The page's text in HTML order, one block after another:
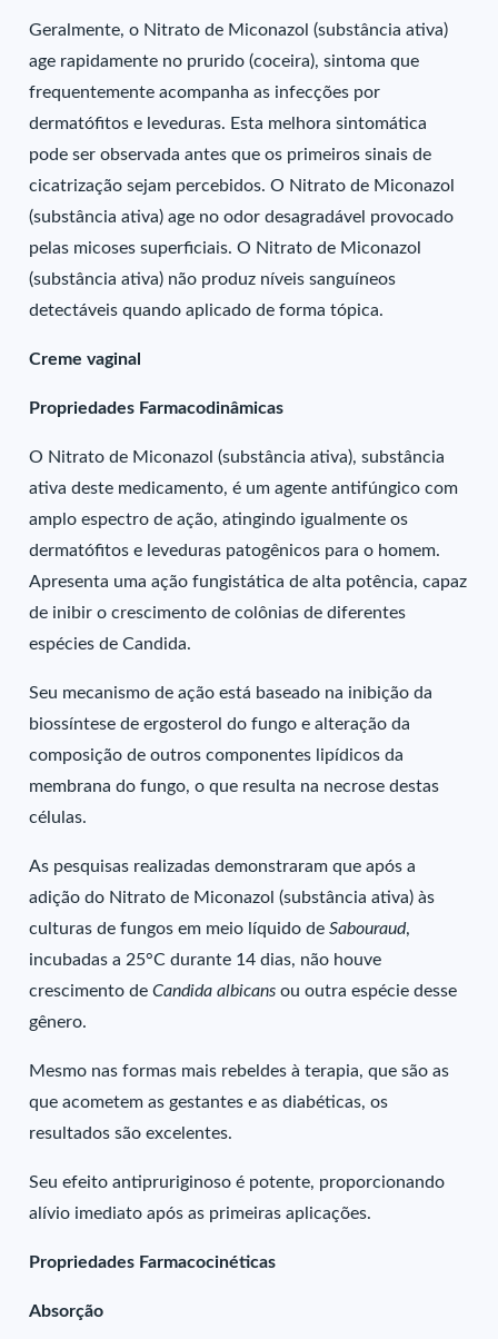
Geralmente, o Nitrato de Miconazol (substância ativa)
age rapidamente no prurido (coceira), sintoma que
frequentemente acompanha as infecções por
dermatófitos e leveduras. Esta melhora sintomática
pode ser observada antes que os primeiros sinais de
cicatrização sejam percebidos. O Nitrato de Miconazol
(substância ativa) age no odor desagradável provocado
pelas micoses superficiais. O Nitrato de Miconazol
(substância ativa) não produz níveis sanguíneos
detectáveis quando aplicado de forma tópica.
Creme vaginal
Propriedades Farmacodinâmicas
O Nitrato de Miconazol (substância ativa), substância
ativa deste medicamento, é um agente antifúngico com
amplo espectro de ação, atingindo igualmente os
dermatófitos e leveduras patogênicos para o homem.
Apresenta uma ação fungistática de alta potência, capaz
de inibir o crescimento de colônias de diferentes
espécies de Candida.
Seu mecanismo de ação está baseado na inibição da
biossíntese de ergosterol do fungo e alteração da
composição de outros componentes lipídicos da
membrana do fungo, o que resulta na necrose destas
células.
As pesquisas realizadas demonstraram que após a
adição do Nitrato de Miconazol (substância ativa) às
culturas de fungos em meio líquido deSabouraud,
incubadas a 25°C durante 14 dias, não houve
crescimento de Candida albicans ou outra espécie desse
gênero.
Mesmo nas formas mais rebeldes à terapia, que são as
que acometem as gestantes e as diabéticas, os
resultados são excelentes.
Seu efeito antipruriginoso é potente, proporcionando
alívio imediato após as primeiras aplicações.
Propriedades Farmacocinéticas
Absorção